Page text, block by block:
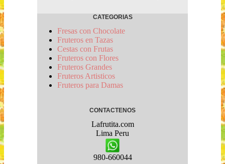
CATEGORIAS
Fresas con Chocolate
Fruteros en Tazas
Cestas con Frutas
Fruteros con Flores
Fruteros Grandes
Fruteros Artisticos
Fruteros para Damas
CONTACTENOS
Lafrutita.com
Lima Peru
980-660044